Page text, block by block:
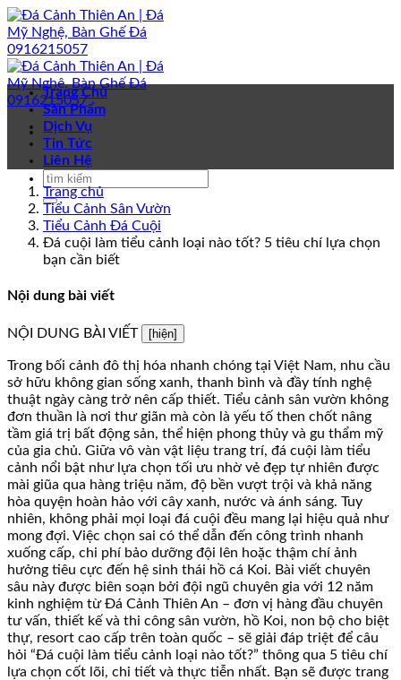
Bỏ
qua
nội
dung
Trang Chủ
Sản Phẩm
Dịch Vụ
Tin Tức
Liên Hệ
Trang chủ
Tiểu Cảnh Sân Vườn
Tiểu Cảnh Đá Cuội
Đá cuội làm tiểu cảnh loại nào tốt? 5 tiêu chí lựa chọn
bạn cần biết
Nội dung bài viết
NỘI DUNG BÀI VIẾT [hiện]
Trong bối cảnh đô thị hóa nhanh chóng tại Việt Nam, nhu cầu
sở hữu không gian sống xanh, thanh bình và đầy tính nghệ
thuật ngày càng trở nên cấp thiết. Tiểu cảnh sân vườn không
đơn thuần là nơi thư giãn mà còn là yếu tố then chốt nâng
tầm giá trị bất động sản, thể hiện phong thủy và gu thẩm mỹ
của gia chủ. Giữa vô vàn vật liệu trang trí, đá cuội làm tiểu
cảnh nổi bật như lựa chọn tối ưu nhờ vẻ đẹp tự nhiên được
mài giũa qua hàng triệu năm, độ bền vượt trội và khả năng
hòa quyện hoàn hảo với cây xanh, nước và ánh sáng. Tuy
nhiên, không phải mọi loại đá cuội đều mang lại hiệu quả như
mong đợi. Việc chọn sai có thể dẫn đến công trình nhanh
xuống cấp, chi phí bảo dưỡng đội lên hoặc thậm chí ảnh
hưởng tiêu cực đến hệ sinh thái hồ cá Koi. Bài viết chuyên
sâu này được biên soạn bởi đội ngũ chuyên gia với 12 năm
kinh nghiệm từ Đá Cảnh Thiên An – đơn vị hàng đầu chuyên
tư vấn, thiết kế và thi công sân vườn, hồ Koi, non bộ cho biệt
thự, resort cao cấp trên toàn quốc – sẽ giải đáp triệt để câu
hỏi “Đá cuội làm tiểu cảnh loại nào tốt?” thông qua 5 tiêu chí
lựa chọn cốt lõi, chi tiết và thực tiễn nhất. Bạn sẽ được trang